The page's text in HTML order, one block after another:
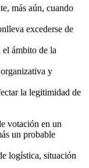
más aún, cuando
excederse de
el ámbito de la
y
la legitimidad de
votación en un
un probable
logística, situación